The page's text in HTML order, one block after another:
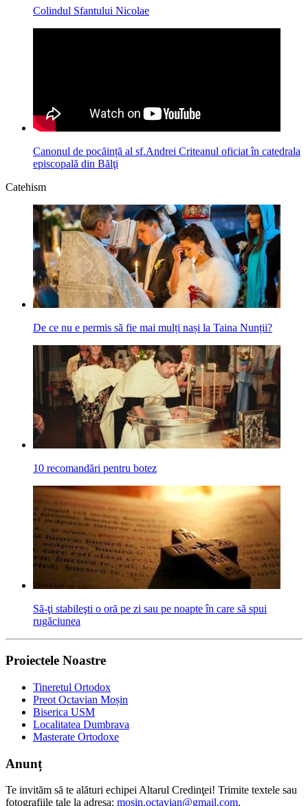
Colindul Sfantului Nicolae
Canonul de pocăință al sf.Andrei Criteanul oficiat în catedrala
episcopală din Bălţi
Catehism
De ce nu e permis să fie mai mulți nași la Taina Nunții?
10 recomandări pentru botez
Să-ţi stabileşti o oră pe zi sau pe noapte în care să spui
rugăciunea
Proiectele Noastre
Tineretul Ortodox
Preot Octavian Moșin
Biserica USM
Localitatea Dumbrava
Masterate Ortodoxe
Anunț
Te invităm să te alături echipei Altarul Credinţei! Trimite textele sau
fotografiile tale la adresa: mosin.octavian@gmail.com.